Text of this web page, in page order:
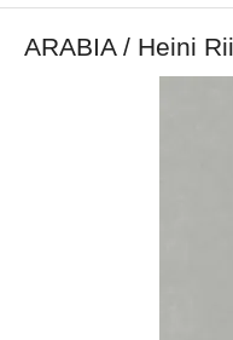
ARABIA / Heini